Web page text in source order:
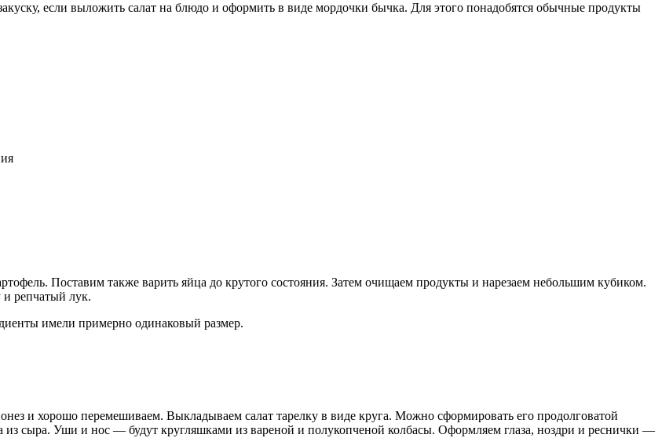
если выложить салат на блюдо и оформить в виде мордочки бычка. Для этого понадобятся обычные продукты
Поставим также варить яйца до крутого состояния. Затем очищаем продукты и нарезаем небольшим кубиком.
и репчатый лук.
имели примерно одинаковый размер.
и хорошо перемешиваем. Выкладываем салат тарелку в виде круга. Можно сформировать его продолговатой
сыра. Уши и нос — будут кругляшками из вареной и полукопченой колбасы. Оформляем глаза, ноздри и реснички —